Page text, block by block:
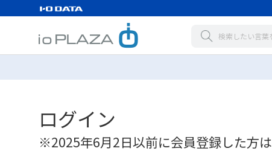
ログイン
※2025年6月2日以前に会員登録した方は